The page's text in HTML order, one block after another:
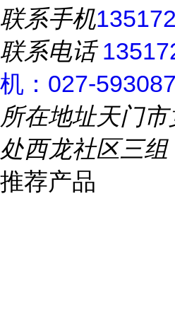
联系手机
联系电话
机：027-
所在地址天门市
处西龙社区三组
推荐产品